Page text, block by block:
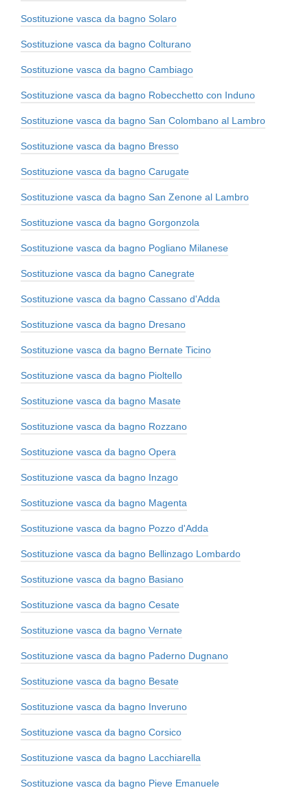
Sostituzione vasca da bagno Solaro
Sostituzione vasca da bagno Colturano
Sostituzione vasca da bagno Cambiago
Sostituzione vasca da bagno Robecchetto con Induno
Sostituzione vasca da bagno San Colombano al Lambro
Sostituzione vasca da bagno Bresso
Sostituzione vasca da bagno Carugate
Sostituzione vasca da bagno San Zenone al Lambro
Sostituzione vasca da bagno Gorgonzola
Sostituzione vasca da bagno Pogliano Milanese
Sostituzione vasca da bagno Canegrate
Sostituzione vasca da bagno Cassano d'Adda
Sostituzione vasca da bagno Dresano
Sostituzione vasca da bagno Bernate Ticino
Sostituzione vasca da bagno Pioltello
Sostituzione vasca da bagno Masate
Sostituzione vasca da bagno Rozzano
Sostituzione vasca da bagno Opera
Sostituzione vasca da bagno Inzago
Sostituzione vasca da bagno Magenta
Sostituzione vasca da bagno Pozzo d'Adda
Sostituzione vasca da bagno Bellinzago Lombardo
Sostituzione vasca da bagno Basiano
Sostituzione vasca da bagno Cesate
Sostituzione vasca da bagno Vernate
Sostituzione vasca da bagno Paderno Dugnano
Sostituzione vasca da bagno Besate
Sostituzione vasca da bagno Inveruno
Sostituzione vasca da bagno Corsico
Sostituzione vasca da bagno Lacchiarella
Sostituzione vasca da bagno Pieve Emanuele